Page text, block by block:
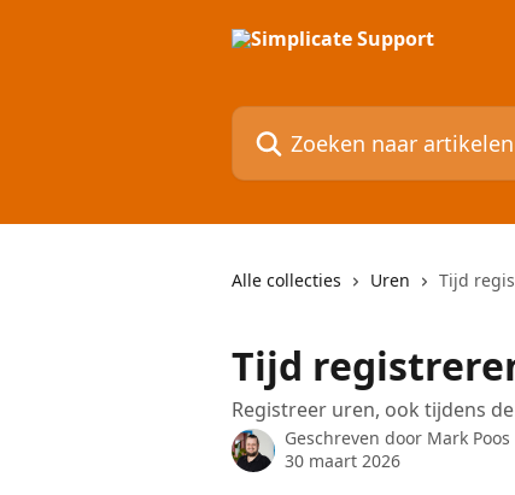
Zoeken naar artikelen ...
Alle collecties Uren Tijd
Tijd
Registreer uren, ook tijdens
Geschreven door Mark Poos
30 maart 2026